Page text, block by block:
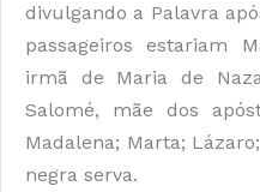
divulgando a Palavra
passageiros estariam
irmã de Maria de
Salomé, mãe dos
Madalena; Marta;
negra serva.